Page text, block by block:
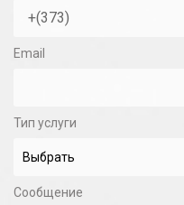
Email
Тип услуги
Сообщение